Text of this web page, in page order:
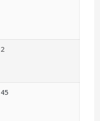
2
45